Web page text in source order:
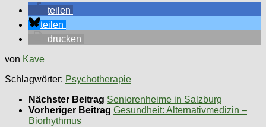
teilen
teilen
drucken
von Kave
Schlagwörter: Psychotherapie
Nächster Beitrag Seniorenheime in Salzburg
Vorheriger Beitrag Gesundheit: Alternativmedizin –
Biorhythmus